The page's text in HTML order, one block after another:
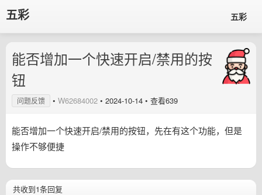
五彩 五彩
能否增加一个快速开启/禁用的按
钮
问题反馈 • W62684002 • 2024-10-14 • 查看639
能否增加一个快速开启/禁用的按钮，先在有这个功能，但是
操作不够便捷
共收到1条回复